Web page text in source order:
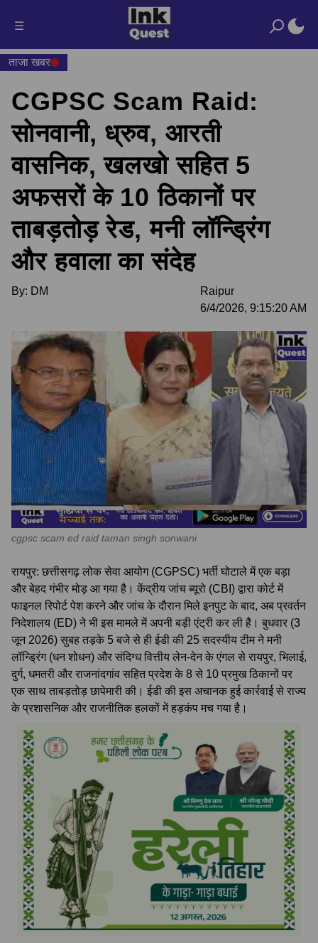
☰
ताजा खबर
CGPSC Scam Raid:
सोनवानी, ध्रुव, आरती
वासनिक, खलखो सहित 5
अफसरों के 10 ठिकानों पर
ताबड़तोड़ रेड, मनी लॉन्ड्रिंग
और हवाला का संदेह
By: DM
Raipur
6/4/2026, 9:15:20 AM
cgpsc scam ed raid taman singh sonwani
रायपुर: छत्तीसगढ़ लोक सेवा आयोग (CGPSC) भर्ती घोटाले में एक बड़ा
और बेहद गंभीर मोड़ आ गया है। केंद्रीय जांच ब्यूरो (CBI) द्वारा कोर्ट में
फाइनल रिपोर्ट पेश करने और जांच के दौरान मिले इनपुट के बाद, अब प्रवर्तन
निदेशालय (ED) ने भी इस मामले में अपनी बड़ी एंट्री कर ली है। बुधवार (3
जून 2026) सुबह तड़के 5 बजे से ही ईडी की 25 सदस्यीय टीम ने मनी
लॉन्ड्रिंग (धन शोधन) और संदिग्ध वित्तीय लेन-देन के एंगल से रायपुर, भिलाई,
दुर्ग, धमतरी और राजनांदगांव सहित प्रदेश के 8 से 10 प्रमुख ठिकानों पर
एक साथ ताबड़तोड़ छापेमारी की। ईडी की इस अचानक हुई कार्रवाई से राज्य
के प्रशासनिक और राजनीतिक हलकों में हड़कंप मच गया है।